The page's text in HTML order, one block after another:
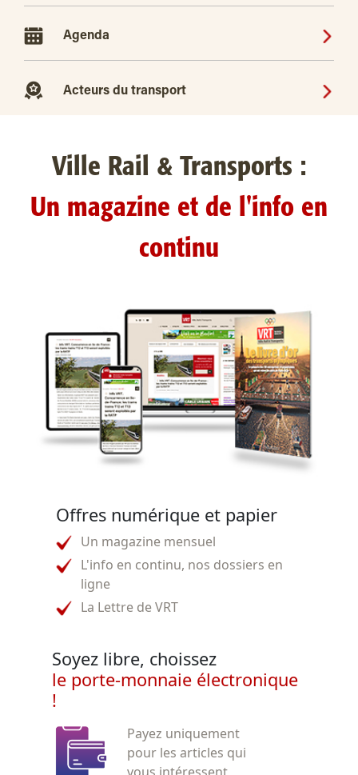
Agenda
Acteurs du transport
Ville Rail & Transports :
Un magazine et de l'info en
continu
Offres numérique et papier
Un magazine mensuel
L'info en continu, nos dossiers en
ligne
La Lettre de VRT
Soyez libre, choissez
le porte-monnaie électronique
!
Payez uniquement
pour les articles qui